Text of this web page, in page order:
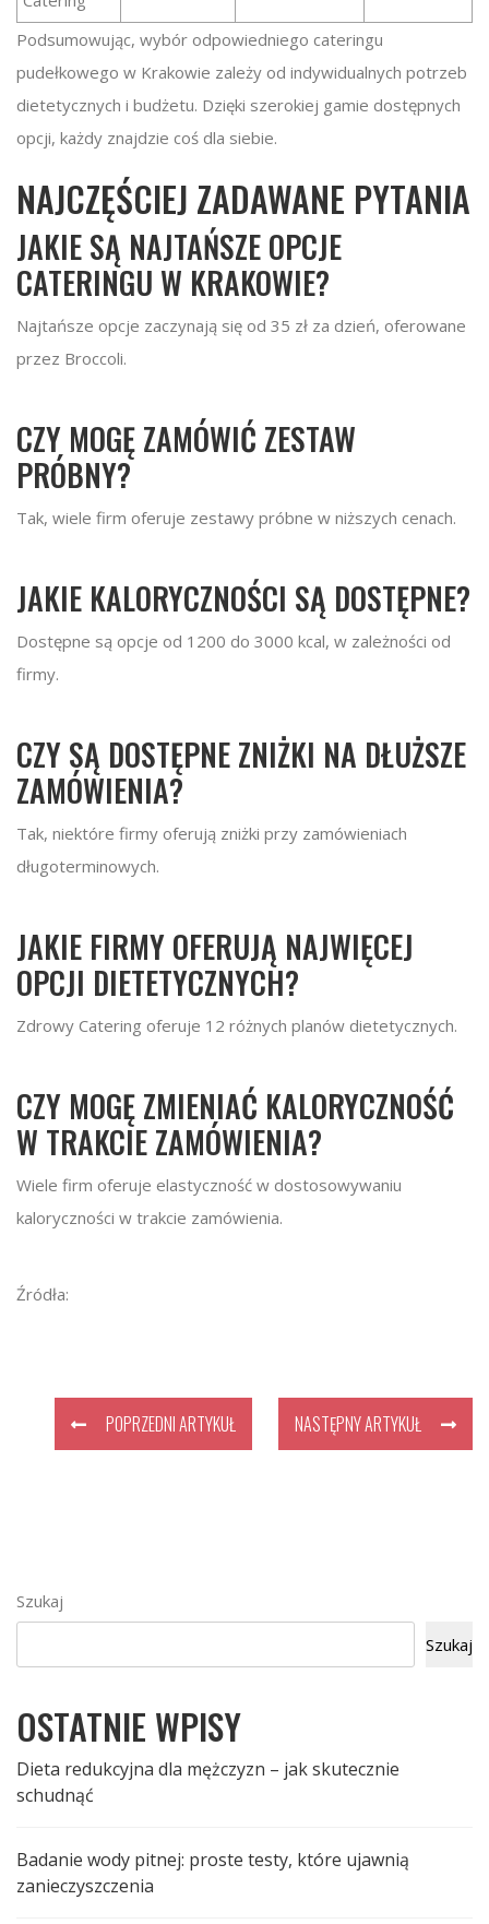
Podsumowując, wybór odpowiedniego cateringu
pudełkowego w Krakowie zależy od indywidualnych potrzeb
dietetycznych i budżetu. Dzięki szerokiej gamie dostępnych
opcji, każdy znajdzie coś dla siebie.
NAJCZĘŚCIEJ ZADAWANE PYTANIA
JAKIE SĄ NAJTAŃSZE OPCJE
CATERINGU W KRAKOWIE?
Najtańsze opcje zaczynają się od 35 zł za dzień, oferowane
przez Broccoli.
CZY MOGĘ ZAMÓWIĆ ZESTAW
PRÓBNY?
Tak, wiele firm oferuje zestawy próbne w niższych cenach.
JAKIE KALORYCZNOŚCI SĄ DOSTĘPNE?
Dostępne są opcje od 1200 do 3000 kcal, w zależności od
firmy.
CZY SĄ DOSTĘPNE ZNIŻKI NA DŁUŻSZE
ZAMÓWIENIA?
Tak, niektóre firmy oferują zniżki przy zamówieniach
długoterminowych.
JAKIE FIRMY OFERUJĄ NAJWIĘCEJ
OPCJI DIETETYCZNYCH?
Zdrowy Catering oferuje 12 różnych planów dietetycznych.
CZY MOGĘ ZMIENIAĆ KALORYCZNOŚĆ
W TRAKCIE ZAMÓWIENIA?
Wiele firm oferuje elastyczność w dostosowywaniu
kaloryczności w trakcie zamówienia.
Źródła:
POPRZEDNI ARTYKUŁ NASTĘPNY ARTYKUŁ
Szukaj
Szukaj
OSTATNIE WPISY
Dieta redukcyjna dla mężczyzn – jak skutecznie
schudnąć
Badanie wody pitnej: proste testy, które ujawnią
zanieczyszczenia